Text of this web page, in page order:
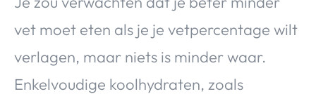
vet moet eten als je je vetpercentage wilt
verlagen, maar niets is minder waar.
Enkelvoudige koolhydraten, zoals